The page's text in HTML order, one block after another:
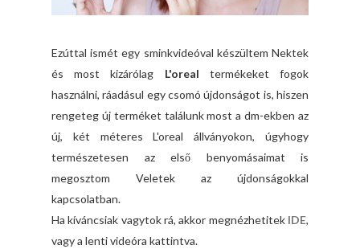
Ezúttal ismét egy sminkvideóval készültem Nektek
és most kizárólag L'oreal termékeket fogok
használni, ráadásul egy csomó újdonságot is, hiszen
rengeteg új terméket találunk most a dm-ekben az
új, két méteres L'oreal állványokon, úgyhogy
természetesen az első benyomásaimat is
megosztom Veletek az újdonságokkal
kapcsolatban.
Ha kíváncsiak vagytok rá, akkor megnézhetitek IDE,
vagy a lenti videóra kattintva.